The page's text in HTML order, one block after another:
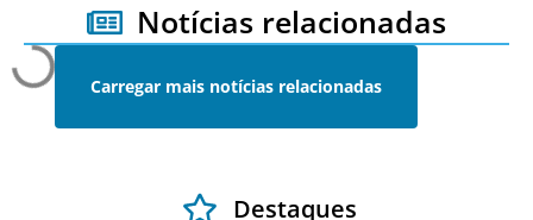
Notícias relacionadas
Carregar mais notícias relacionadas
Destaques